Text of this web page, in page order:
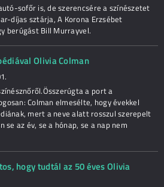
sofőr is, de szerencsére a színészetet
díjas sztárja, A Korona Erzsébet
berúgást Bill Murrayvel.
Olivia Colman
a port a
Colman elmesélte, hogy évekkel
mert a neve alatt rosszul szerepelt
se az év, se a hónap, se a nap nem
hogy tudtál az 50 éves Olivia